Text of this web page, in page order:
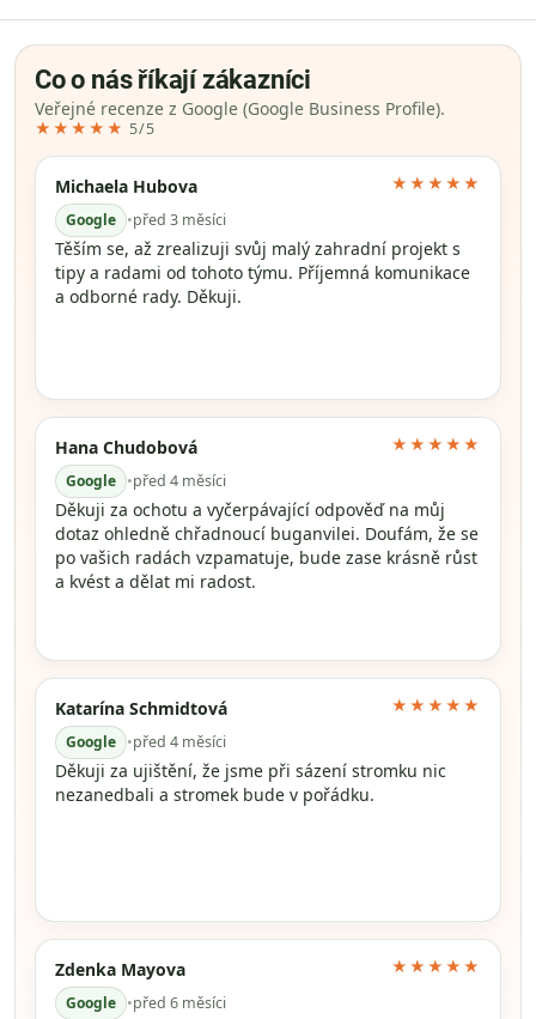
Co o nás říkají zákazníci
Veřejné recenze z Google (Google Business Profile).
★★★★★ 5/5
Michaela Hubova
Google •před 3 měsíci
★★★★★
Těším se, až zrealizuji svůj malý zahradní projekt s
tipy a radami od tohoto týmu. Příjemná komunikace
a odborné rady. Děkuji.
Hana Chudobová
Google •před 4 měsíci
★★★★★
Děkuji za ochotu a vyčerpávající odpověď na můj
dotaz ohledně chřadnoucí buganvilei. Doufám, že se
po vašich radách vzpamatuje, bude zase krásně růst
a kvést a dělat mi radost.
Katarína Schmidtová
Google •před 4 měsíci
★★★★★
Děkuji za ujištění, že jsme při sázení stromku nic
nezanedbali a stromek bude v pořádku.
Zdenka Mayova
Google •před 6 měsíci
★★★★★